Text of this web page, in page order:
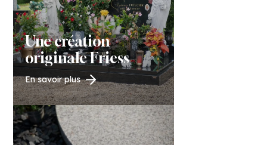
Une création
originale Friess
En savoir plus